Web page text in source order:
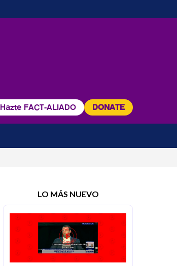
Hazte FACT-ALIADO DONATE
LO MÁS NUEVO